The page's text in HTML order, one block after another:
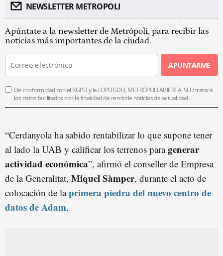
NEWSLETTER METROPOLI
Apúntate a la newsletter de Metrópoli, para recibir las
noticias más importantes de la ciudad.
APUNTARME
De conformidad con el RGPD y la LOPDGDD, METRÓPOLI ABIERTA, SLU tratará
los datos facilitados con la finalidad de remitirle noticias de actualidad.
“Cerdanyola ha sabido rentabilizar lo que supone tener
al lado la UAB y calificar los terrenos paragenerar
actividad económica”, afirmó el conseller de Empresa
de la Generalitat, Miquel Sàmper, durante el acto de
colocación de laprimera piedra del nuevo centro de
datos de Adam.